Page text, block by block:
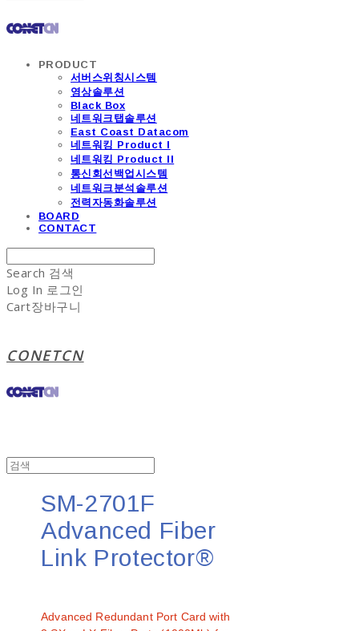
PRODUCT
서버스위칭시스템
영상솔루션
Black Box
네트워크탭솔루션
East Coast Datacom
네트워킹 Product I
네트워킹 Product II
통신회선백업시스템
네트워크분석솔루션
전력자동화솔루션
BOARD
CONTACT
Search 검색
Log In 로그인
Cart장바구니
CONETCN
SM-2701F
Advanced Fiber
Link Protector®
Advanced Redundant Port Card with